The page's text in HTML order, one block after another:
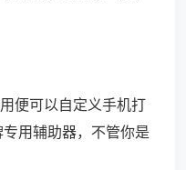
便可以自定义手机打
用辅助器，不管你是